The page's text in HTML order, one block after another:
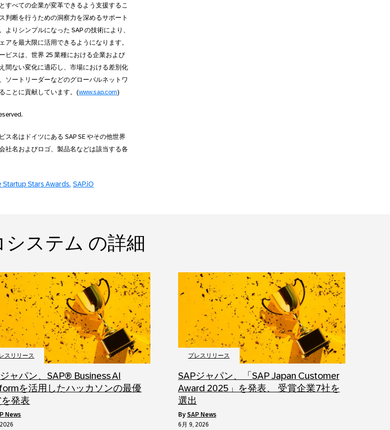
すべての企業が変革できるよう支援するこ
判断を行うための洞察力を深めるサポート
りシンプルになった SAP の技術により、
を最大限に活用できるようになります。
ビスは、世界 25 業種における企業および
間ない変化に適応し、市場における差別化
ソートリーダーなどのグローバルネットワ
ことに貢献しています。(www.sap.com)
ス名はドイツにある SAP SE やその他世界
社名およびロゴ、製品名などは該当する各
Stars Awards SAP.iO
システム の詳細
スリリース
ャパン、SAP® Business AI
を活用したハッカソンの最優
発表
News
プレスリリース
SAPジャパン、「SAP Japan Customer
Award 2025」を発表、 受賞企業7社を
選出
by SAP News
6月 9, 2026